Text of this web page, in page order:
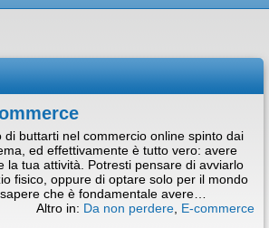
di buttarti nel commercio online spinto dai
ed effettivamente è tutto vero: avere
la tua attività. Potresti pensare di avviarlo
fisico, oppure di optare solo per il mondo
che è fondamentale avere…
Altro in: Da non perdere E-commerce